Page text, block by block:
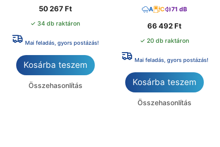
50 267 Ft
✓ 34 db raktáron
Mai feladás, gyors postázás!
Kosárba teszem
Összehasonlítás
A C 71 dB
66 492 Ft
✓ 20 db raktáron
Mai feladás, gyors postázás!
Kosárba teszem
Összehasonlítás